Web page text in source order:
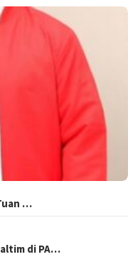
…
di PA…